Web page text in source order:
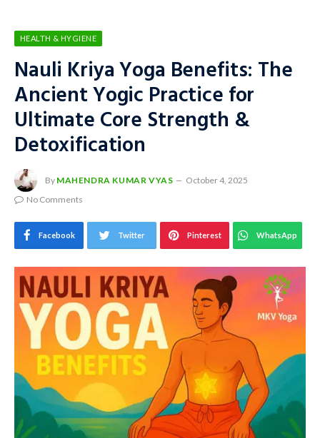
HEALTH & HYGIENE
Nauli Kriya Yoga Benefits: The
Ancient Yogic Practice for
Ultimate Core Strength &
Detoxification
By MAHENDRA KUMAR VYAS
October 4, 2025
No Comments
Facebook Twitter Pinterest WhatsApp